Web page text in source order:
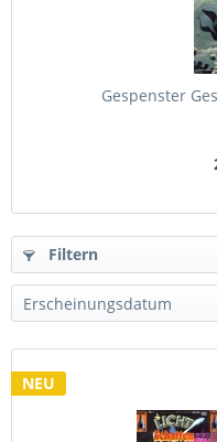
Gespenster
Filtern
NEU